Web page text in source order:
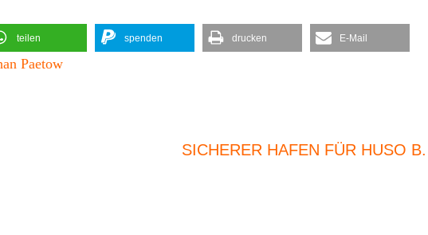
teilen spenden drucken E-Mail
Paetow
SICHERER HAFEN FÜR HUSO B.